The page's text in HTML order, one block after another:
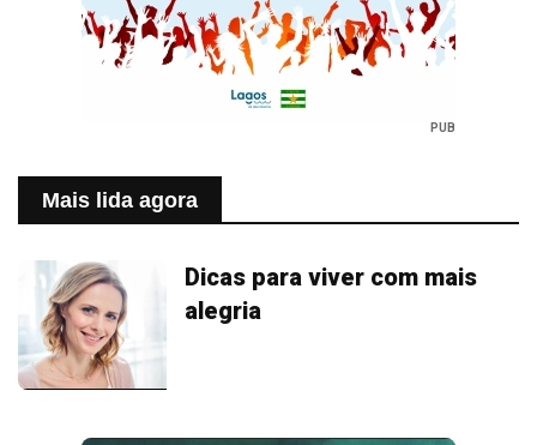
PUB
Mais lida agora
Dicas para viver com mais
alegria